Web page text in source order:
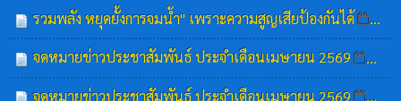
รวมพลัง หยุดยั้งการจมน้ำ" เพราะความสูญเสียป้องกันได้ 17
จดหมายข่าวประชาสัมพันธ์ ประจำเดือนเมษายน 2569 16 ก
จดหมายข่าวประชาสัมพันธ์ ประจำเดือนเมษายน 2569 16 ก